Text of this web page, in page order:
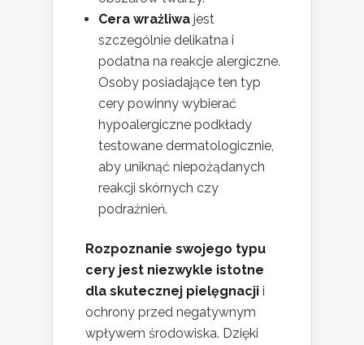
Cera wrażliwa jest
szczególnie delikatna i
podatna na reakcje alergiczne.
Osoby posiadające ten typ
cery powinny wybierać
hypoalergiczne podkłady
testowane dermatologicznie,
aby uniknąć niepożądanych
reakcji skórnych czy
podrażnień.
Rozpoznanie swojego typu
cery jest niezwykle istotne
dla skutecznej pielęgnacji i
ochrony przed negatywnym
wpływem środowiska. Dzięki